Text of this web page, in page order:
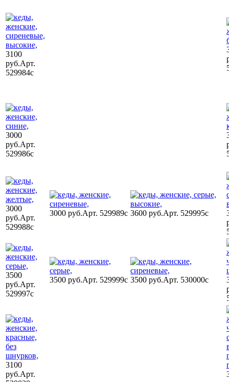
3100
руб.Арт.
529984c
3000
руб.Арт.
529986c
3000
руб.Арт.
529988c
3000 руб.Арт. 529989c 3600 руб.Арт. 529995c
3500
руб.Арт.
529997c
3500 руб.Арт. 529999c 3500 руб.Арт. 530000c
3100
руб.Арт.